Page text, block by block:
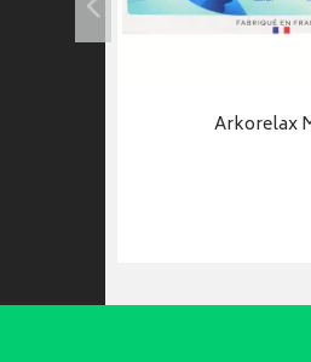
Arkorelax